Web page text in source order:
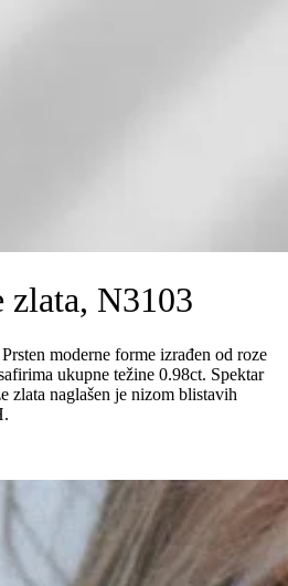
zlata, N3103
moderne forme izrađen od roze
ukupne težine 0.98ct. Spektar
zlata naglašen je nizom blistavih